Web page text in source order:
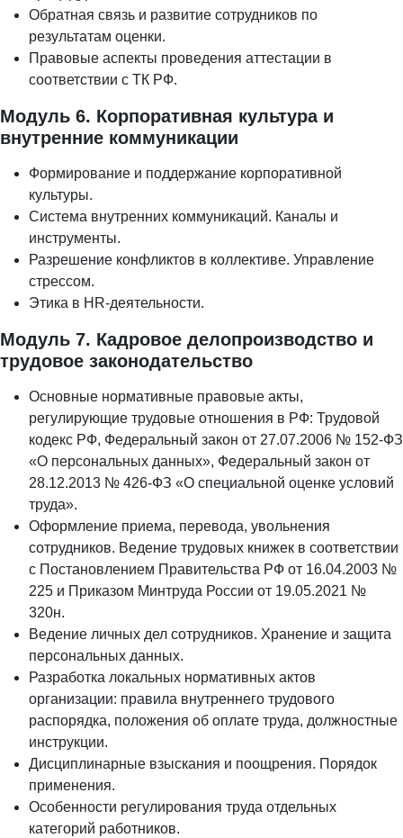
Обратная связь и развитие сотрудников по
результатам оценки.
Правовые аспекты проведения аттестации в
соответствии с ТК РФ.
Модуль 6. Корпоративная культура и
внутренние коммуникации
Формирование и поддержание корпоративной
культуры.
Система внутренних коммуникаций. Каналы и
инструменты.
Разрешение конфликтов в коллективе. Управление
стрессом.
Этика в HR-деятельности.
Модуль 7. Кадровое делопроизводство и
трудовое законодательство
Основные нормативные правовые акты,
регулирующие трудовые отношения в РФ: Трудовой
кодекс РФ, Федеральный закон от 27.07.2006 № 152-ФЗ
«О персональных данных», Федеральный закон от
28.12.2013 № 426-ФЗ «О специальной оценке условий
труда».
Оформление приема, перевода, увольнения
сотрудников. Ведение трудовых книжек в соответствии
с Постановлением Правительства РФ от 16.04.2003 №
225 и Приказом Минтруда России от 19.05.2021 №
320н.
Ведение личных дел сотрудников. Хранение и защита
персональных данных.
Разработка локальных нормативных актов
организации: правила внутреннего трудового
распорядка, положения об оплате труда, должностные
инструкции.
Дисциплинарные взыскания и поощрения. Порядок
применения.
Особенности регулирования труда отдельных
категорий работников.